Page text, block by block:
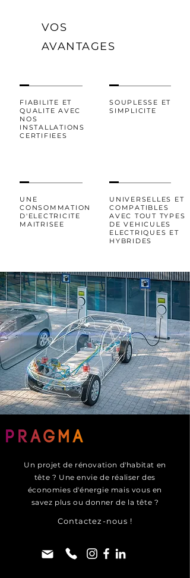
VOS
AVANTAGES
FIABILITE ET
QUALITE AVEC
NOS
INSTALLATIONS
CERTIFIEES
SOUPLESSE ET
SIMPLICITE
UNE
CONSOMMATION
D'ELECTRICITE
MAITRISEE
UNIVERSELLES ET
COMPATIBLES
AVEC TOUT TYPES
DE VEHICULES
ELECTRIQUES ET
HYBRIDES
Un projet de rénovation d'habitat en
tête ? Une envie de réaliser des
économies d'énergie mais vous en
savez plus ou donner de la tête ?
Contactez-nous !